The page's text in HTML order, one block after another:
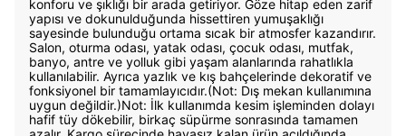
konforu ve şıklığı bir arada getiriyor. Göze hitap eden zarif
yapısı ve dokunulduğunda hissettiren yumuşaklığı
sayesinde bulunduğu ortama sıcak bir atmosfer kazandırır.
Salon, oturma odası, yatak odası, çocuk odası, mutfak,
banyo, antre ve yolluk gibi yaşam alanlarında rahatlıkla
kullanılabilir. Ayrıca yazlık ve kış bahçelerinde dekoratif ve
fonksiyonel bir tamamlayıcıdır.(Not: Dış mekan kullanımına
uygun değildir.)Not: İlk kullanımda kesim işleminden dolayı
hafif tüy dökebilir, birkaç süpürme sonrasında tamamen